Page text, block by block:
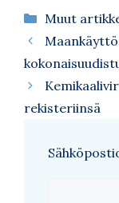
Kategoriat
Muut
rekisteriinsä